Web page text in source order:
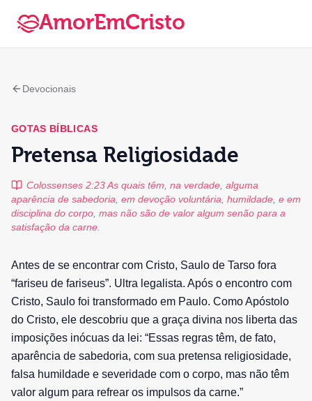
AmorEmCristo
Devocionais
GOTAS BÍBLICAS
Pretensa Religiosidade
Colossenses 2:23 As quais têm, na verdade, alguma
aparência de sabedoria, em devoção voluntária, humildade, e em
disciplina do corpo, mas não são de valor algum senão para a
satisfação da carne.
Antes de se encontrar com Cristo, Saulo de Tarso fora
“fariseu de fariseus”. Ultra legalista. Após o encontro com
Cristo, Saulo foi transformado em Paulo. Como Apóstolo
do Cristo, ele descobriu que a graça divina nos liberta das
imposições inócuas da lei: “Essas regras têm, de fato,
aparência de sabedoria, com sua pretensa religiosidade,
falsa humildade e severidade com o corpo, mas não têm
valor algum para refrear os impulsos da carne.”